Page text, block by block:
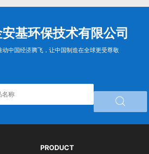
基环保技术有限公司
动中国经济腾飞，让中国制造在全球更受尊敬

PRODUCT